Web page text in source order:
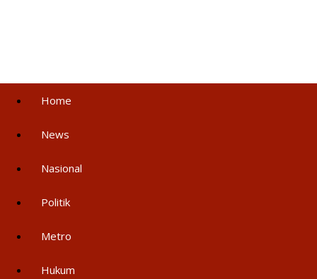
Home
News
Nasional
Politik
Metro
Hukum